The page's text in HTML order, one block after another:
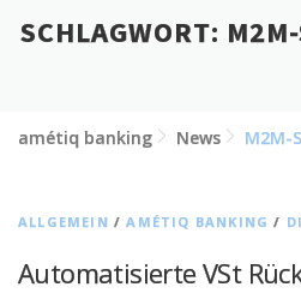
SCHLAGWORT:
amétiq banking News M2M-
ALLGEMEIN /AMÉTIQ BANKING /
Automatisierte VSt